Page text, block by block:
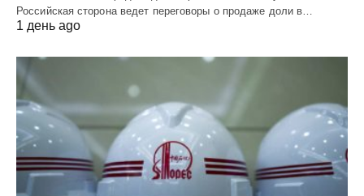
Российская сторона ведет переговоры о продаже доли в…
1 день ago